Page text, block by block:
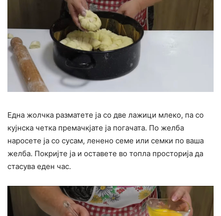
Една жолчка разматете ја со две лажици млеко, па со
кујнска четка премачкјате ја погачата. По желба
наросете ја со сусам, ленено семе или семки по ваша
желба. Покријте ја и оставете во топла просторија да
стасува еден час.